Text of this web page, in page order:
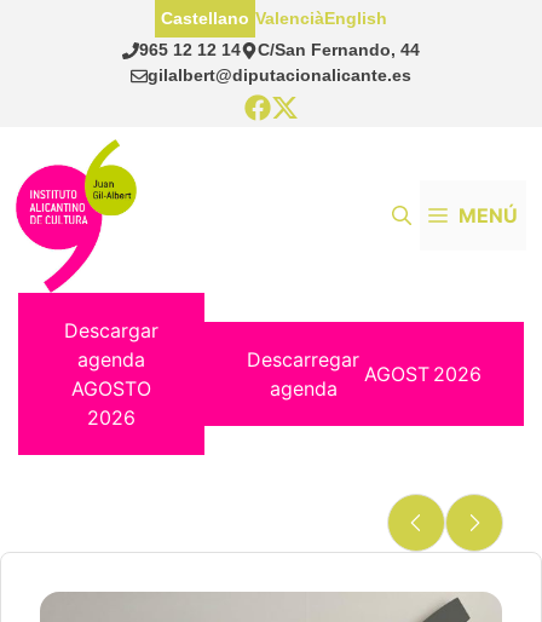
965 12 12 14
C/San Fernando, 44
gilalbert@diputacionalicante.es
Castellano ValenciàEnglish
MENÚ
Descargar
agenda
AGOSTO
2026
Descarregar
agenda
AGOST 2026